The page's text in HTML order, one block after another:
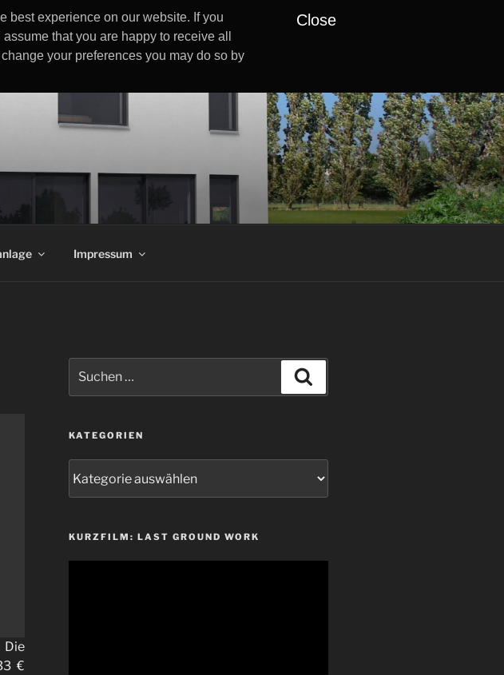
best experience on our website. If you
that you are happy to receive all
your preferences you may do so by
Close
Impressum
Die
€
nach:
KATEGORIEN
KURZFILM: LAST GROUND WORK